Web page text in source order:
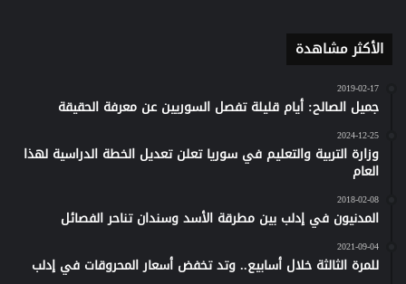
الأكثر مشاهدة
2019-02-17
جميل الصالح: أيام قليلة تفصل السوريين عن معرفة الحقيقة
2024-12-25
وزارة التربية والتعليم في سوريا تعلن تعديل الخطة الدراسية لهذا
العام
2018-02-08
المدنيون في إدلب بين مطرقة الأسد وسندان تناحر الفصائل
2021-09-04
للمرة الثالثة خلال أسابيع.. وتد تخفض أسعار المحروقات في إدلب